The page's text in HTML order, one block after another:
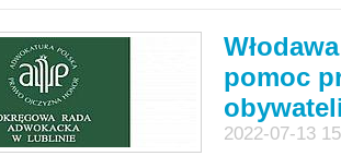
pomoc
2022-07-13